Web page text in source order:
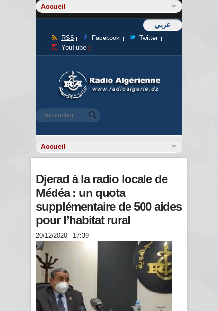
عربي
RSS Facebook
Twitter
YouTube
Formulaire de recherche
Rechercher
Djerad à la radio locale de
Médéa : un quota
supplémentaire de 500 aides
pour l’habitat rural
20/12/2020 - 17:39